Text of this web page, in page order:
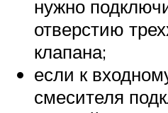
нужно
отверстию
клапана;
если к
смесителя